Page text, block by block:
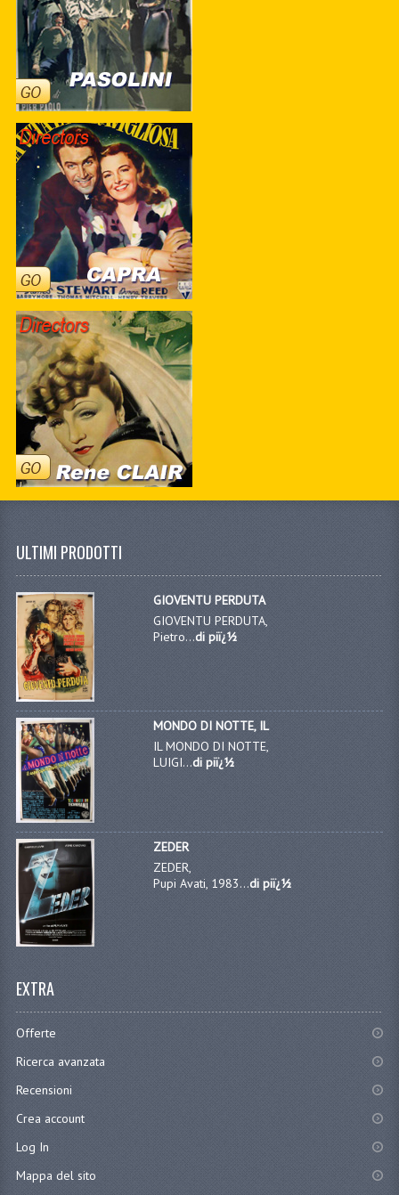
ULTIMI PRODOTTI
GIOVENTU PERDUTA
GIOVENTU PERDUTA,
Pietro...di piï¿½
MONDO DI NOTTE, IL
IL MONDO DI NOTTE,
LUIGI...di piï¿½
ZEDER
ZEDER,
Pupi Avati, 1983...di piï¿½
EXTRA
Offerte
Ricerca avanzata
Recensioni
Crea account
Log In
Mappa del sito